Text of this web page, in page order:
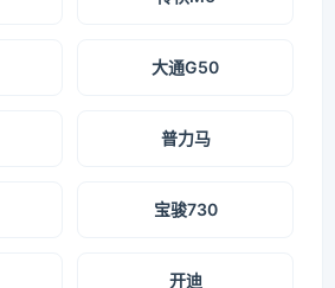
大通G50
普力马
宝骏730
开迪